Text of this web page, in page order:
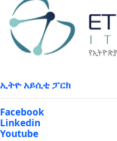
ኢትዮ አይሲቲ ፓርክ
Facebook
Linkedin
Youtube